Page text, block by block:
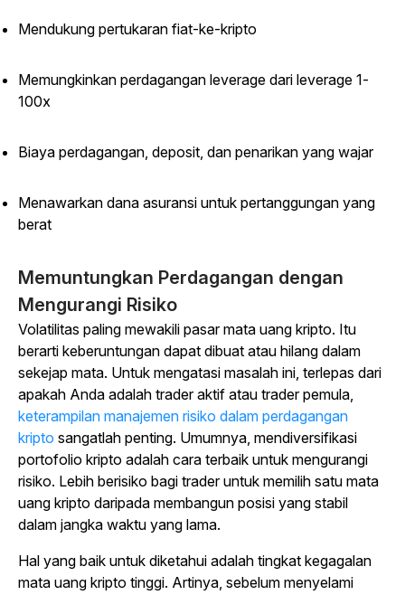
Mendukung pertukaran fiat-ke-kripto
Memungkinkan perdagangan leverage dari leverage 1-
100x
Biaya perdagangan, deposit, dan penarikan yang wajar
Menawarkan dana asuransi untuk pertanggungan yang
berat
Memuntungkan Perdagangan dengan
Mengurangi Risiko
Volatilitas paling mewakili pasar mata uang kripto. Itu
berarti keberuntungan dapat dibuat atau hilang dalam
sekejap mata. Untuk mengatasi masalah ini, terlepas dari
apakah Anda adalah trader aktif atau trader pemula,
keterampilan manajemen risiko dalam perdagangan
kripto sangatlah penting. Umumnya, mendiversifikasi
portofolio kripto adalah cara terbaik untuk mengurangi
risiko. Lebih berisiko bagi trader untuk memilih satu mata
uang kripto daripada membangun posisi yang stabil
dalam jangka waktu yang lama.
Hal yang baik untuk diketahui adalah tingkat kegagalan
mata uang kripto tinggi. Artinya, sebelum menyelami